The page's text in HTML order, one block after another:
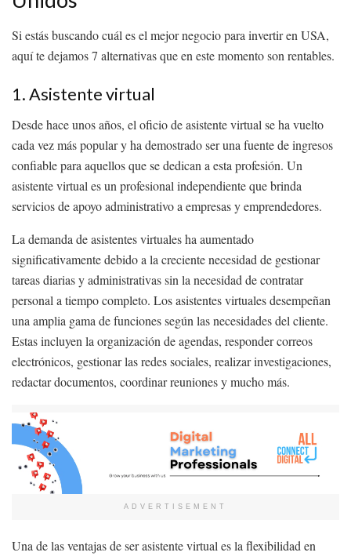
Si estás buscando cuál es el mejor negocio para invertir en USA,
aquí te dejamos 7 alternativas que en este momento son rentables.
1. Asistente virtual
Desde hace unos años, el oficio de asistente virtual se ha vuelto
cada vez más popular y ha demostrado ser una fuente de ingresos
confiable para aquellos que se dedican a esta profesión. Un
asistente virtual es un profesional independiente que brinda
servicios de apoyo administrativo a empresas y emprendedores.
La demanda de asistentes virtuales ha aumentado
significativamente debido a la creciente necesidad de gestionar
tareas diarias y administrativas sin la necesidad de contratar
personal a tiempo completo. Los asistentes virtuales desempeñan
una amplia gama de funciones según las necesidades del cliente.
Estas incluyen la organización de agendas, responder correos
electrónicos, gestionar las redes sociales, realizar investigaciones,
redactar documentos, coordinar reuniones y mucho más.
ADVERTISEMENT
Una de las ventajas de ser asistente virtual es la flexibilidad en